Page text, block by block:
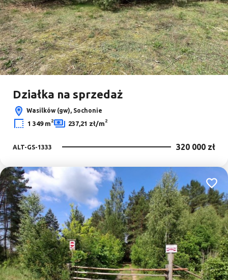
Działka na sprzedaż
Wasilków (gw), Sochonie
1 349 m2 237,21 zł/m2
ALT-GS-1333 320 000 zł